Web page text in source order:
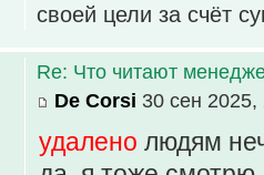
своей цели за счёт
Re: Что читают
De Corsi 30 сен 2025,
удалено людям